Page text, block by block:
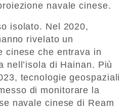
navale cinese.
isolato. Nel 2020,
rivelato un
cinese che entrava in
nell’isola di Hainan. Più
tecnologie geospaziali
di monitorare la
navale cinese di Ream